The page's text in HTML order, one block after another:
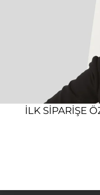
Design Milano
deneyimi sunar.
renkli premium metal
UV filtreli lüks lensler
çok yönlü ve stil sahibi
kesintisiz ürün
özel gözlük bezi,
ILK SIPARIŞE